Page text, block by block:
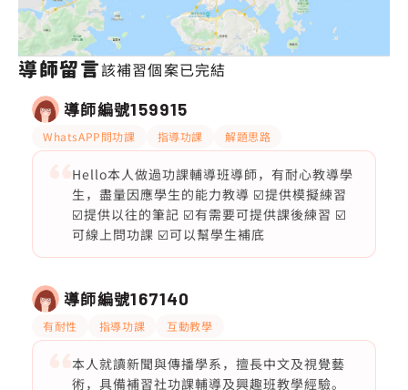
導師留言該補習個案已完結
導師編號159915
WhatsAPP問功課 指導功課 解題思路
Hello本人做過功課輔導班導師，有耐心教導學
生，盡量因應學生的能力教導 ☑️提供模擬練習
☑️提供以往的筆記 ☑️有需要可提供課後練習 ☑️
可線上問功課 ☑️可以幫學生補底
導師編號167140
有耐性 指導功課 互動教學
本人就讀新聞與傳播學系，擅長中文及視覺藝
術，具備補習社功課輔導及興趣班教學經驗。